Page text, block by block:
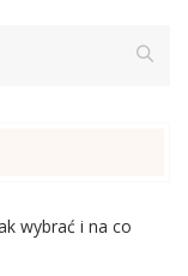
wybrać i na co